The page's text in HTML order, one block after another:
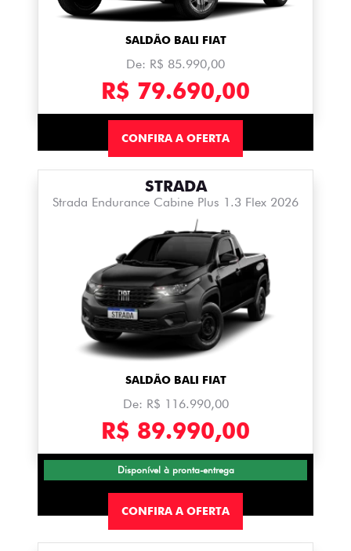
SALDÃO BALI FIAT
De: R$ 85.990,00
R$ 79.690,00
CONFIRA A OFERTA
STRADA
Strada Endurance Cabine Plus 1.3 Flex 2026
SALDÃO BALI FIAT
De: R$ 116.990,00
R$ 89.990,00
Disponível à pronta-entrega
CONFIRA A OFERTA